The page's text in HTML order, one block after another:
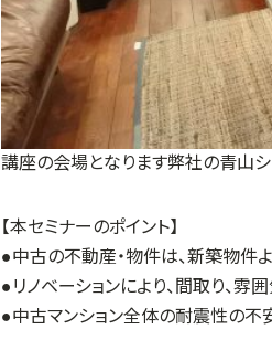
講座の会場となります弊社の青山
【本セミナーのポイント】
●中古の不動産・物件は、新築物件
●リノベーションにより、間取り、
●中古マンション全体の耐震性の不